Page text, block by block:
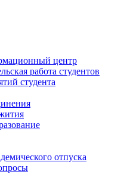
центр
работа студентов
студента
отпуска